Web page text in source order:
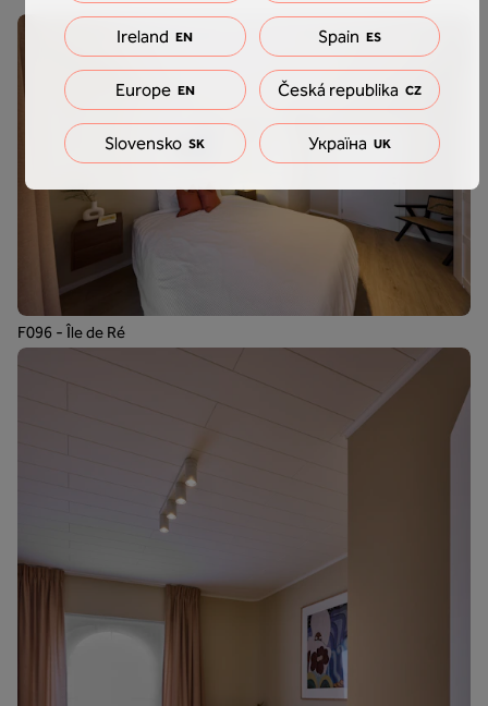
F096 - Île de Ré
Ireland EN Spain ES
Europe EN Česká republika CZ
Slovensko SK Україна UK